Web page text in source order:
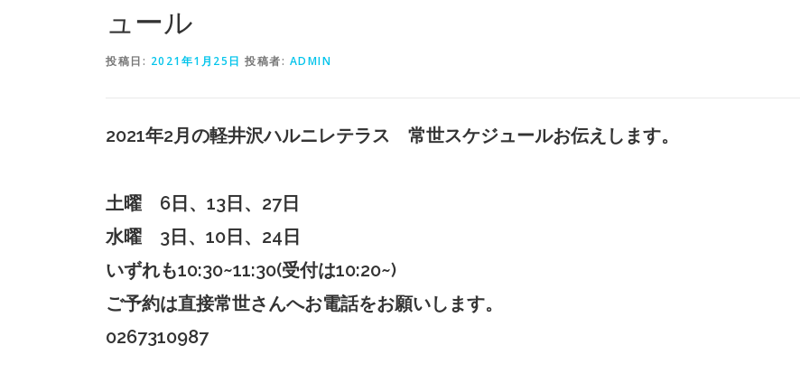
ュール
投稿日: 2021年1月25日 投稿者: ADMIN
2021年2月の軽井沢ハルニレテラス 常世スケジュールお伝えします。
土曜 6日、13日、27日
水曜 3日、10日、24日
いずれも10:30~11:30(受付は10:20~)
ご予約は直接常世さんへお電話をお願いします。
0267310987